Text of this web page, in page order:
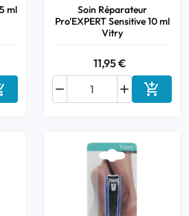
ml
au panier
Soin Réparateur
Pro'EXPERT Sensitive 10 ml
Vitry
11,95 €

 